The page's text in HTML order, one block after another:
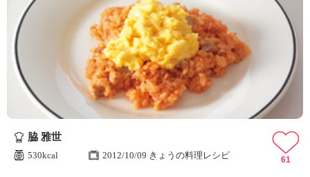
脇 雅世
530kcal 2012/10/09 きょうの料理レシピ 61